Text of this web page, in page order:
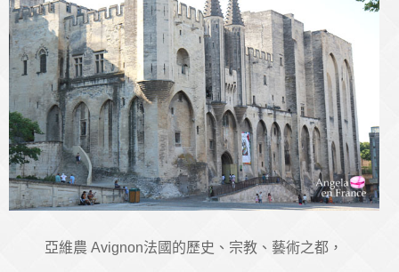
亞維農 Avignon法國的歷史、宗教、藝術之都，